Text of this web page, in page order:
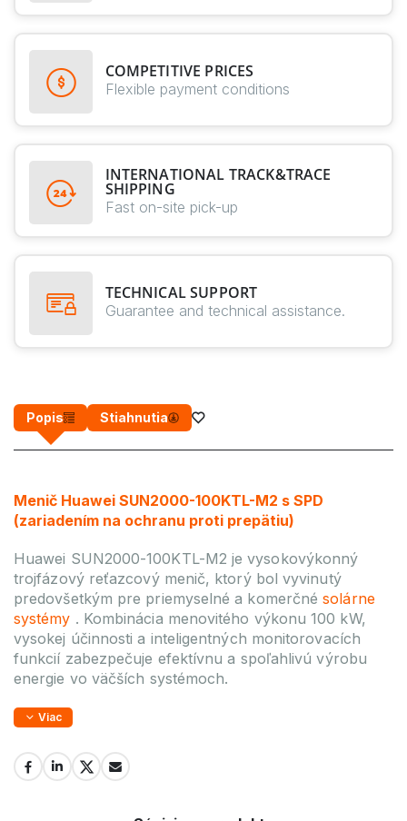
COMPETITIVE PRICES
Flexible payment conditions
INTERNATIONAL TRACK&TRACE
SHIPPING
Fast on-site pick-up
TECHNICAL SUPPORT
Guarantee and technical assistance.
Popis Stiahnutia
Menič Huawei SUN2000-100KTL-M2 s SPD
(zariadením na ochranu proti prepätiu)
Huawei SUN2000-100KTL-M2 je vysokovýkonný
trojfázový reťazcový menič, ktorý bol vyvinutý
predovšetkým pre priemyselné a komerčnésolárne
systémy . Kombinácia menovitého výkonu 100 kW,
vysokej účinnosti a inteligentných monitorovacích
funkcií zabezpečuje efektívnu a spoľahlivú výrobu
energie vo väčších systémoch.
Viac